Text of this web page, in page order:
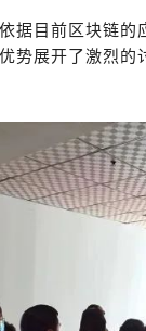
据目前区块链
势展开了激烈的